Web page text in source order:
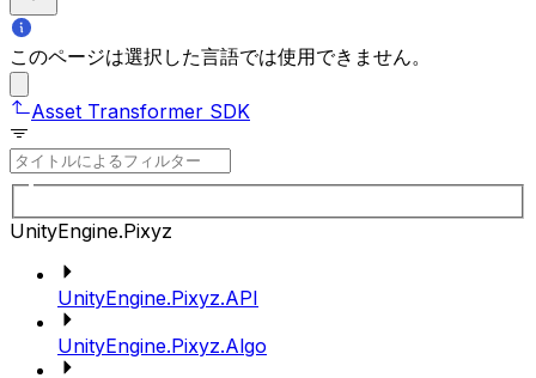
このページは選択した言語では使用できません。
Asset Transformer SDK
UnityEngine.Pixyz
UnityEngine.Pixyz.API
UnityEngine.Pixyz.Algo